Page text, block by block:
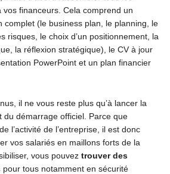
financeurs. Cela comprend un
complet (le business plan, le planning, le
risques, le choix d’un positionnement, la
la réflexion stratégique), le CV à jour
PowerPoint et un plan financier
il ne vous reste plus qu’à lancer la
du démarrage officiel. Parce que
l’activité de l’entreprise, il est donc
vos salariés en maillons forts de la
vous pouvez trouver des
pour tous notamment en sécurité